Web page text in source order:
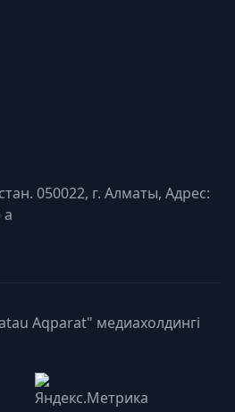
050022, г. Алматы, Адрес:
а
Aqparat" медиахолдингі